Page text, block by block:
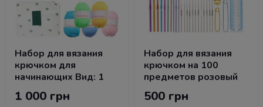
Набор для вязания
крючком для
начинающих Вид: 1
1 000 грн
Набор для вязания
крючком на 100
предметов розовый
500 грн